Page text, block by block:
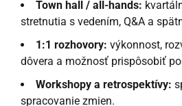
Town hall / all-hands:
stretnutia s vedením, Q&A a
1:1 rozhovory: výkonnost,
dôvera a možnosť prispôsobiť
Workshopy a retrospektívy:
spracovanie zmien.